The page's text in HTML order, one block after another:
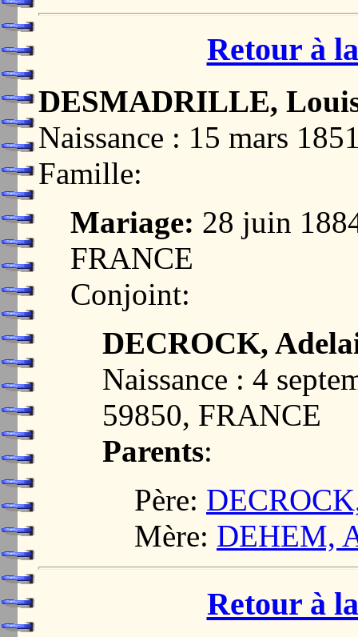
Retour à
DESMADRILLE,
Naissance : 15 mars
Famille:
Mariage: 28 juin
FRANCE
Conjoint:
DECROCK,
Naissance : 4
59850, FRANCE
Parents:
Père:
Mère: DEHEM,
Retour à